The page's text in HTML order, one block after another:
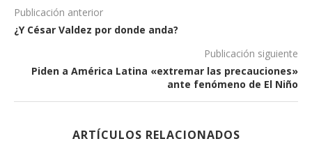
Publicación anterior
¿Y César Valdez por donde anda?
Publicación siguiente
Piden a América Latina «extremar las precauciones»
ante fenómeno de El Niño
ARTÍCULOS RELACIONADOS